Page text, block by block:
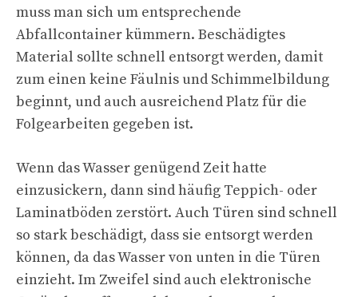
muss man sich um entsprechende
Abfallcontainer kümmern. Beschädigtes
Material sollte schnell entsorgt werden, damit
zum einen keine Fäulnis und Schimmelbildung
beginnt, und auch ausreichend Platz für die
Folgearbeiten gegeben ist.
Wenn das Wasser genügend Zeit hatte
einzusickern, dann sind häufig Teppich- oder
Laminatböden zerstört. Auch Türen sind schnell
so stark beschädigt, dass sie entsorgt werden
können, da das Wasser von unten in die Türen
einzieht. Im Zweifel sind auch elektronische